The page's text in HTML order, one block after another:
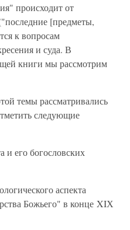
происходит от
[предметы,
к вопросам
и суда. В
книги мы рассмотрим
темы рассматривались
следующие
и его богословских
аспекта
Божьего" в конце XIХ